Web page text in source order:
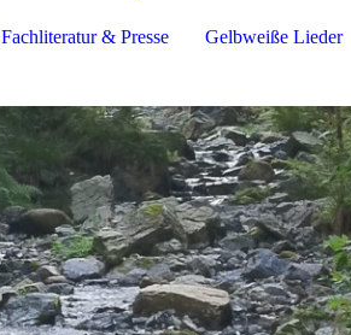
Fachliteratur & Presse Gelbweiße Lieder